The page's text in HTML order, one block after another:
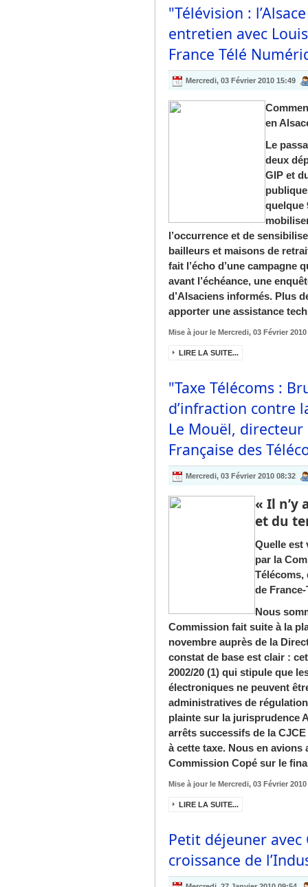
"Télévision :
entretien avec
France Télé
Mercredi, 03 Février 2010 15:49
en
Le
deux
GIP et
quelque
l’occurrence et de
bailleurs et maisons de
fait l’écho d’une campagne
avant l’échéance, une
d’Alsaciens informés. Plus
apporter une assistance
Mise à jour le Mercredi, 03 Février 2010
LIRE LA SUITE...
"Taxe Télécoms :
d’infraction contre
Le Mouël,
Française des
Mercredi, 03 Février 2010 08:32
« Il n’y
et du
Quelle est
par la
Télécoms,
de
Nous
Commission fait suite à la
novembre auprès de la
constat de base est clair :
2002/20 (1) qui stipule que
électroniques ne peuvent
administratives de
plainte sur la jurisprudence
arrêts successifs de la
à cette taxe. Nous en avions
Commission Copé sur le
Mise à jour le Mercredi, 03 Février 2010
LIRE LA SUITE...
Petit déjeuner
croissance de